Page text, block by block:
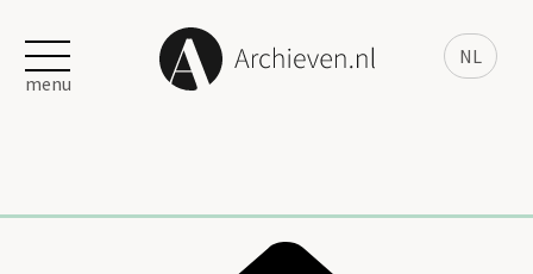
NL
menu